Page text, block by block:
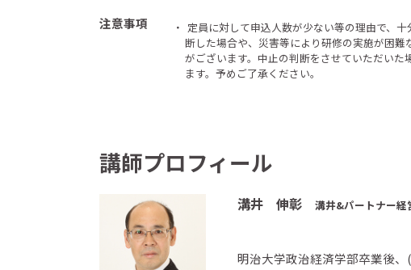
注意事項 ・ 定員に対して申込人数が少ない等の理由で、
断した場合や、災害等により研修の実施が困
がございます。中止の判断をさせていただい
ます。予めご了承ください。
講師プロフィール
溝井 伸彰 溝井&パートナー
明治大学政治経済学部卒業後